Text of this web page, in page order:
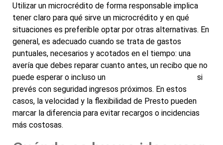
Utilizar un microcrédito de forma responsable implica
tener claro para qué sirve un microcrédito y en qué
situaciones es preferible optar por otras alternativas. En
general, es adecuado cuando se trata de gastos
puntuales, necesarios y acotados en el tiempo: una
avería que debes reparar cuanto antes, un recibo que no
puede esperar o incluso un
si
prevés con seguridad ingresos próximos. En estos
casos, la velocidad y la flexibilidad de Presto pueden
marcar la diferencia para evitar recargos o incidencias
más costosas.